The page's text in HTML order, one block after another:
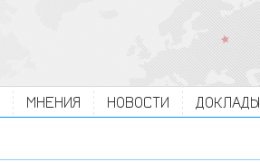
МНЕНИЯ НОВОСТИ ДОКЛАДЫ